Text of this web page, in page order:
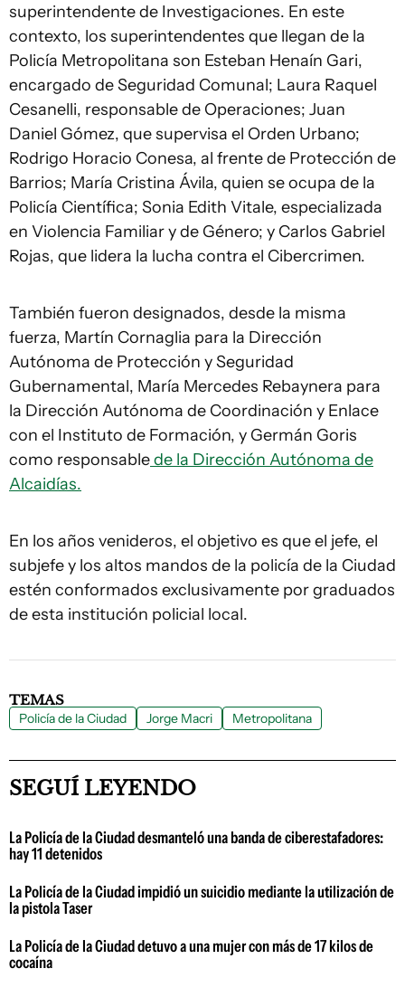
superintendente de Investigaciones. En este
contexto, los superintendentes que llegan de la
Policía Metropolitana son Esteban Henaín Gari,
encargado de Seguridad Comunal; Laura Raquel
Cesanelli, responsable de Operaciones; Juan
Daniel Gómez, que supervisa el Orden Urbano;
Rodrigo Horacio Conesa, al frente de Protección de
Barrios; María Cristina Ávila, quien se ocupa de la
Policía Científica; Sonia Edith Vitale, especializada
en Violencia Familiar y de Género; y Carlos Gabriel
Rojas, que lidera la lucha contra el Cibercrimen.
También fueron designados, desde la misma
fuerza, Martín Cornaglia para la Dirección
Autónoma de Protección y Seguridad
Gubernamental, María Mercedes Rebaynera para
la Dirección Autónoma de Coordinación y Enlace
con el Instituto de Formación, y Germán Goris
como responsablede la Dirección Autónoma de
Alcaidías.
En los años venideros, el objetivo es que el jefe, el
subjefe y los altos mandos de la policía de la Ciudad
estén conformados exclusivamente por graduados
de esta institución policial local.
TEMAS
Policía de la Ciudad Jorge Macri Metropolitana
SEGUÍ LEYENDO
La Policía de la Ciudad desmanteló una banda de ciberestafadores:
hay 11 detenidos
La Policía de la Ciudad impidió un suicidio mediante la utilización de
la pistola Taser
La Policía de la Ciudad detuvo a una mujer con más de 17 kilos de
cocaína